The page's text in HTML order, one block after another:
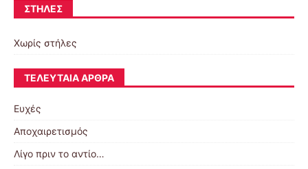
ΣΤΉΛΕΣ
Χωρίς στήλες
ΤΕΛΕΥΤΑΊΑ ΆΡΘΡΑ
Ευχές
Αποχαιρετισμός
Λίγο πριν το αντίο…